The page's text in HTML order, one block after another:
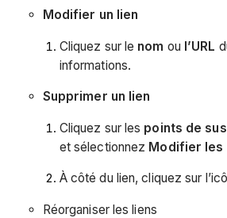
Modifier un lien
Cliquez sur le nom ou l’URL
informations.
Supprimer un lien
Cliquez sur les points de
et sélectionnez Modifier les
À côté du lien, cliquez sur
Réorganiser les liens